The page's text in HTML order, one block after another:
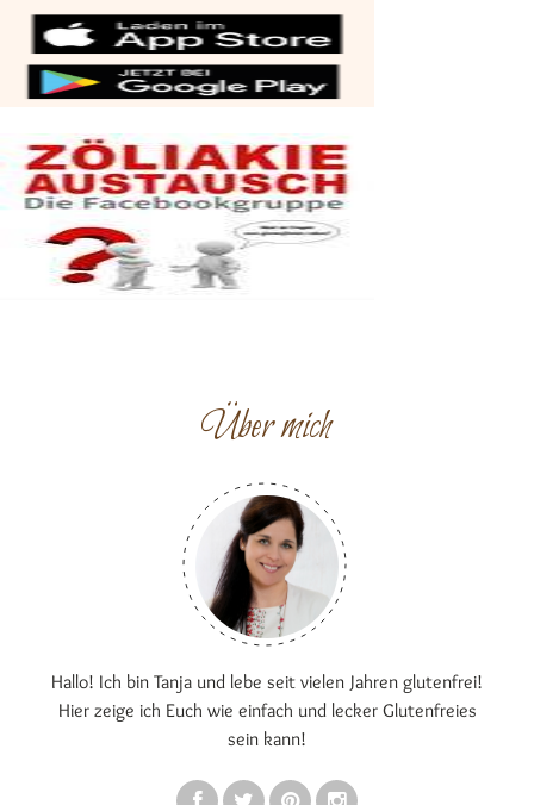
Über mich
Hallo! Ich bin Tanja und lebe seit vielen Jahren glutenfrei!
Hier zeige ich Euch wie einfach und lecker Glutenfreies
sein kann!